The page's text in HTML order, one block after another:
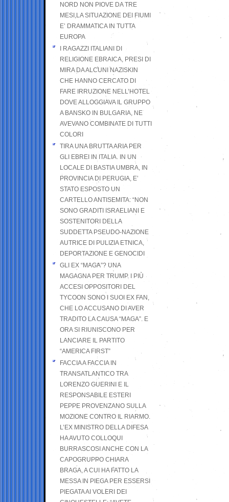
NORD NON PIOVE DA TRE
MESI,LA SITUAZIONE DEI FIUMI
E’ DRAMMATICA IN TUTTA
EUROPA
I RAGAZZI ITALIANI DI
RELIGIONE EBRAICA, PRESI DI
MIRA DA ALCUNI NAZISKIN
CHE HANNO CERCATO DI
FARE IRRUZIONE NELL’HOTEL
DOVE ALLOGGIAVA IL GRUPPO
A BANSKO IN BULGARIA, NE
AVEVANO COMBINATE DI TUTTI
COLORI
TIRA UNA BRUTTA ARIA PER
GLI EBREI IN ITALIA. IN UN
LOCALE DI BASTIA UMBRA, IN
PROVINCIA DI PERUGIA, E’
STATO ESPOSTO UN
CARTELLO ANTISEMITA: “NON
SONO GRADITI ISRAELIANI E
SOSTENITORI DELLA
SUDDETTA PSEUDO-NAZIONE
AUTRICE DI PULIZIA ETNICA,
DEPORTAZIONE E GENOCIDI
GLI EX “MAGA”? UNA
MAGAGNA PER TRUMP. I PIÙ
ACCESI OPPOSITORI DEL
TYCOON SONO I SUOI EX FAN,
CHE LO ACCUSANO DI AVER
TRADITO LA CAUSA “MAGA”. E
ORA SI RIUNISCONO PER
LANCIARE IL PARTITO
“AMERICA FIRST”
FACCIA A FACCIA IN
TRANSATLANTICO TRA
LORENZO GUERINI E IL
RESPONSABILE ESTERI
PEPPE PROVENZANO SULLA
MOZIONE CONTRO IL RIARMO.
L’EX MINISTRO DELLA DIFESA
HA AVUTO COLLOQUI
BURRASCOSI ANCHE CON LA
CAPOGRUPPO CHIARA
BRAGA, A CUI HA FATTO LA
MESSA IN PIEGA PER ESSERSI
PIEGATA AI VOLERI DEI